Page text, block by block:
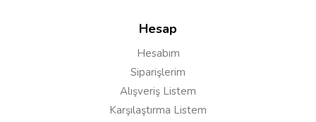
Hesap
Hesabım
Siparişlerim
Alışveriş Listem
Karşılaştırma Listem